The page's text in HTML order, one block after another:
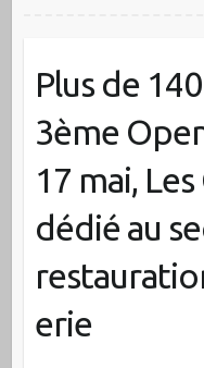
Plus de
3ème
17 mai,
dédié au
erie